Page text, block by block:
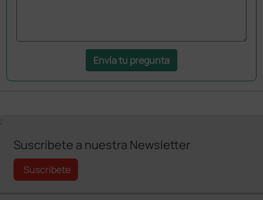
Envía tu pregunta
;
Suscríbete a nuestra Newsletter
Suscríbete